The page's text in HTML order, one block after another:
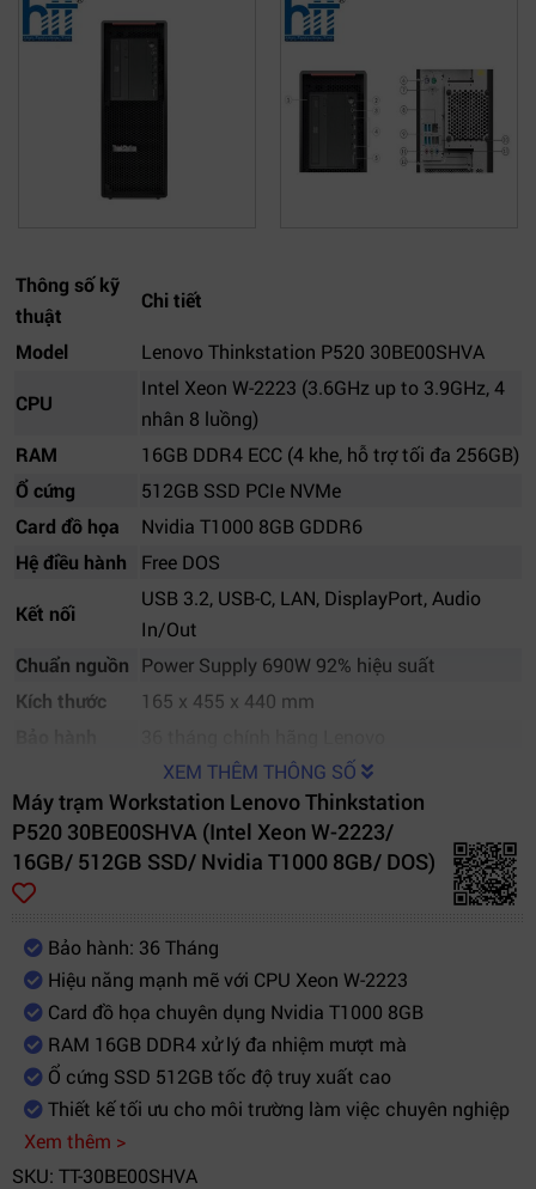
Thông số kỹ
thuật
Chi tiết
Model Lenovo Thinkstation P520 30BE00SHVA
CPU
Intel Xeon W-2223 (3.6GHz up to 3.9GHz, 4
nhân 8 luồng)
RAM
16GB DDR4 ECC (4 khe, hỗ trợ tối đa 256GB)
Ổ cứng
512GB SSD PCIe NVMe
Card đồ họa
Nvidia T1000 8GB GDDR6
Hệ điều hành
Free DOS
Kết nối
USB 3.2, USB-C, LAN, DisplayPort, Audio
In/Out
Chuẩn nguồn Power Supply 690W 92% hiệu suất
Kích thước
165 x 455 x 440 mm
XEM THÊM THÔNG SỐ
Máy trạm Workstation Lenovo Thinkstation
P520 30BE00SHVA (Intel Xeon W-2223/
16GB/ 512GB SSD/ Nvidia T1000 8GB/ DOS)
Bảo hành: 36 Tháng
Hiệu năng mạnh mẽ với CPU Xeon W-2223
Card đồ họa chuyên dụng Nvidia T1000 8GB
RAM 16GB DDR4 xử lý đa nhiệm mượt mà
Ổ cứng SSD 512GB tốc độ truy xuất cao
Thiết kế tối ưu cho môi trường làm việc chuyên nghiệp
Xem thêm >
SKU: TT-30BE00SHVA